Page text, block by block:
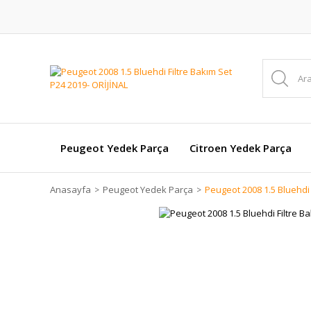
Peugeot Yedek Parça Citroen Yedek Parça
Anasayfa Peugeot Yedek Parça Peugeot 2008 1.5 Bluehdi